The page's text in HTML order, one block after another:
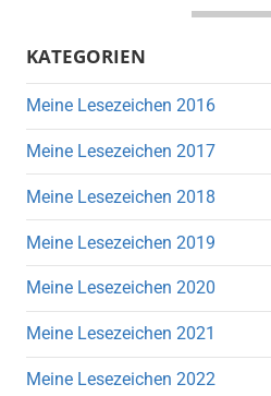
KATEGORIEN
Meine Lesezeichen 2016
Meine Lesezeichen 2017
Meine Lesezeichen 2018
Meine Lesezeichen 2019
Meine Lesezeichen 2020
Meine Lesezeichen 2021
Meine Lesezeichen 2022